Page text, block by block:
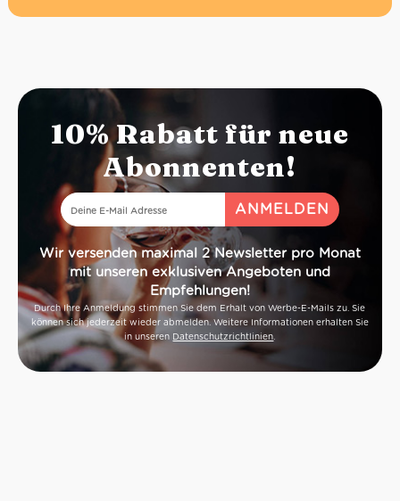
10% Rabatt für neue
Abonnenten!
Wir versenden maximal 2 Newsletter pro Monat
mit unseren exklusiven Angeboten und
Empfehlungen!
Durch Ihre Anmeldung stimmen Sie dem Erhalt von Werbe-E-Mails zu. Sie
können sich jederzeit wieder abmelden. Weitere Informationen erhalten Sie
in unseren Datenschutzrichtlinien